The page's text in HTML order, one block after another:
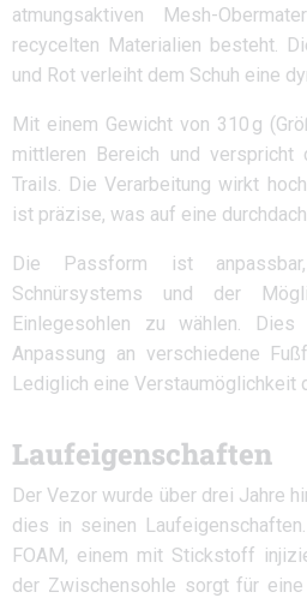
atmungsaktiven Mesh-
recycelten Materialien besteht.
und Rot verleiht dem Schuh eine
Mit einem Gewicht von 310 g
mittleren Bereich und verspricht
Trails. Die Verarbeitung wirkt
ist präzise, was auf eine
Die Passform ist
Schnürsystems und der
Einlegesohlen zu wählen.
Anpassung an verschiedene
Lediglich eine Verstaumöglichkeit
Laufeigenschaften
Der Vezor wurde über drei Jahre
dies in seinen
FOAM, einem mit Stickstoff
der Zwischensohle sorgt für